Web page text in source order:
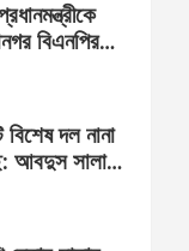
বিএনপির
বিশেষ দল নানা
আবদুস সালাম